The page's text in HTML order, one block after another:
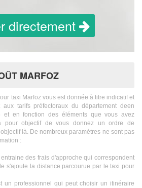
directement
MARFOZ
taxi Marfoz vous est donnée à titre indicatif et
tarifs préfectoraux du département deen
et en fonction des éléments que vous avez
pour objectif de vous donnez un ordre de
là. De nombreux paramètres ne sont pas
:
des frais d'approche qui correspondent
s'ajoute la distance parcourue par le taxi pour
un professionnel qui peut choisir un itinéraire